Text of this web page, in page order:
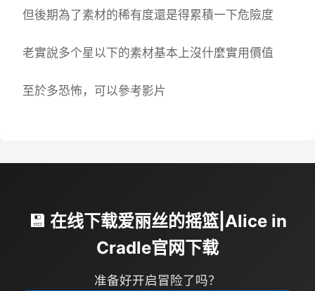
但後期為了素材的稀有度還是得累積一下危險度
老實說多个星以下的素材基本上沒什麼實用價值
至於多恐怖，可以參考影片
💾 在线下载爱丽丝的摇篮|Alice in
Cradle官网下载
准备好开启冒险了吗？